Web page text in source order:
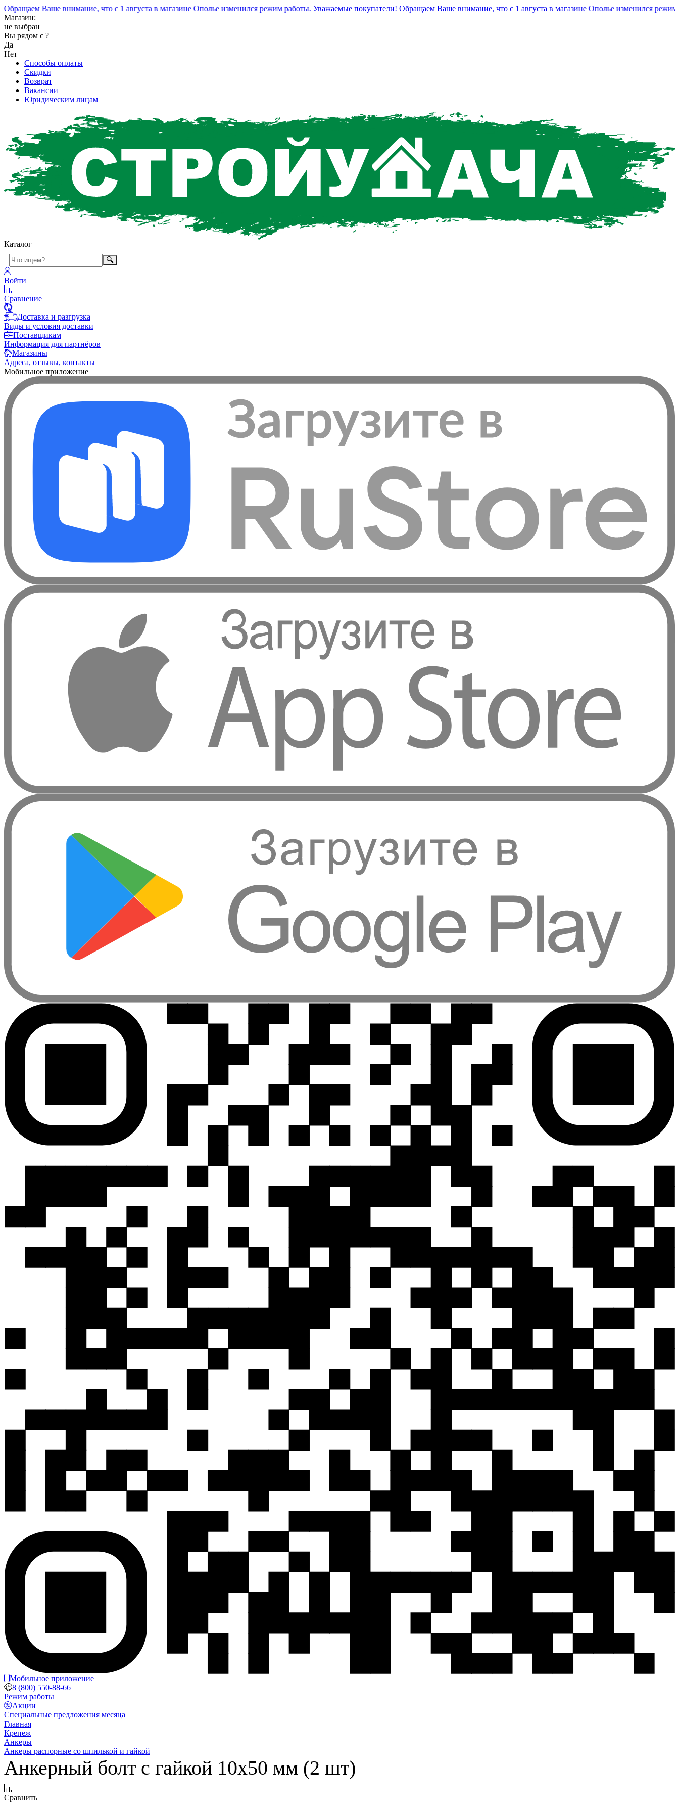
Ваше внимание, что с 1 августа в магазине Ополье изменился режим работы. Уважаемые покупатели! Обращаем Ваше внимание, что с 1 августа в магазине Ополье изменился режим
Магазин:
не выбран
Вы рядом с ?
Да
Нет
Способы оплаты
Скидки
Возврат
Вакансии
Юридическим лицам
Каталог
Войти
Сравнение
Доставка и разгрузка
Виды и условия доставки
Поставщикам
Информация для партнёров
Магазины
Адреса, отзывы, контакты
Мобильное приложение
Мобильное приложение
8 (800) 550-88-66
Режим работы
Акции
Специальные предложения месяца
Главная
Крепеж
Анкеры
Анкеры распорные со шпилькой и гайкой
Анкерный болт с гайкой 10х50 мм (2 шт)
Сравнить